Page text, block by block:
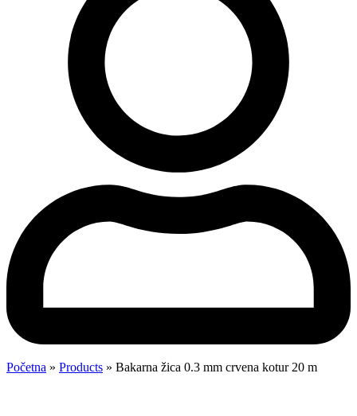
Početna » Products » Bakarna žica 0.3 mm crvena kotur 20 m